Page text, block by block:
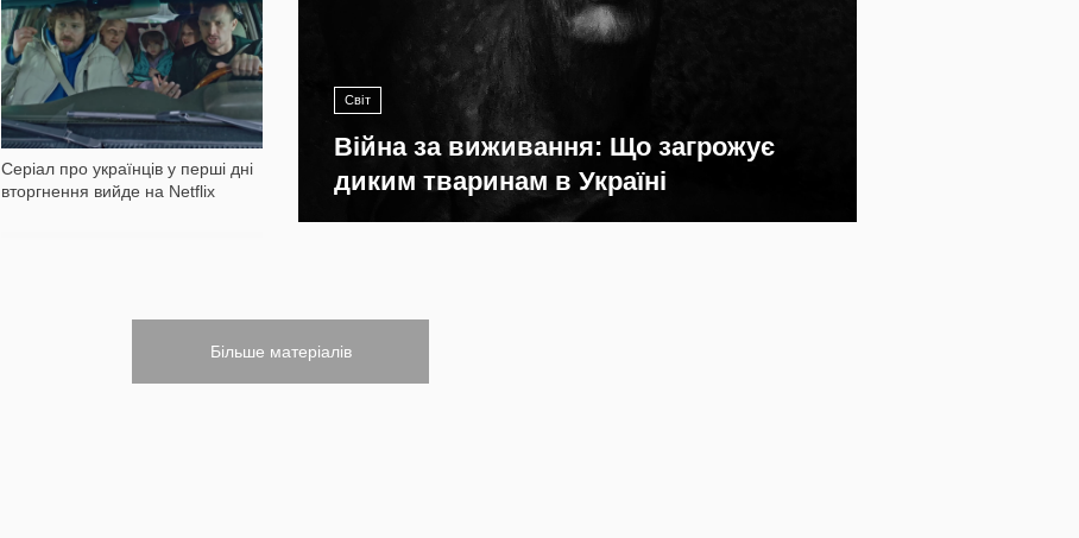
Світ
Війна за виживання: Що загрожує
диким тваринам в Україні
Серіал про українців у перші дні
вторгнення вийде на Netflix
1 774
Більше матеріалів